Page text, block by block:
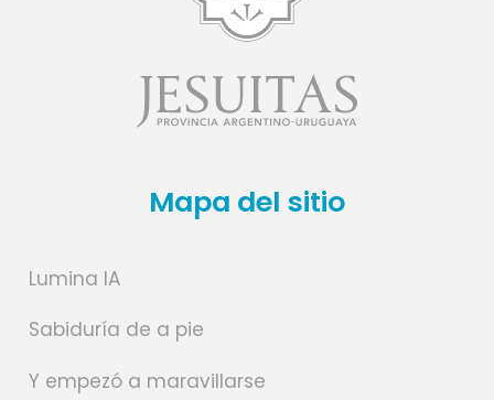
Mapa del sitio
Lumina IA
Sabiduría de a pie
Y empezó a maravillarse